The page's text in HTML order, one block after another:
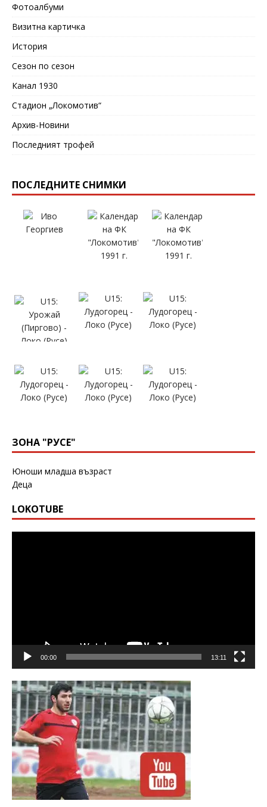
Фотоалбуми
Визитна картичка
История
Сезон по сезон
Канал 1930
Стадион „Локомотив“
Архив-Новини
Последният трофей
ПОСЛЕДНИТЕ СНИМКИ
ЗОНА "РУСЕ"
Юноши младша възраст
Деца
LOKOTUBE
00:00 13:11